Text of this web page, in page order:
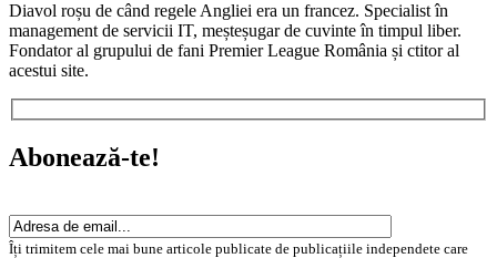
Diavol roșu de când regele Angliei era un francez. Specialist în
management de servicii IT, meșteșugar de cuvinte în timpul liber.
Fondator al grupului de fani Premier League România și ctitor al
acestui site.
Abonează-te!
Îți trimitem cele mai bune articole publicate de publicațiile independete care